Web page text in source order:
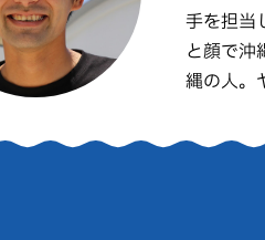
ハン
手を担当
と顔で沖
縄の人。